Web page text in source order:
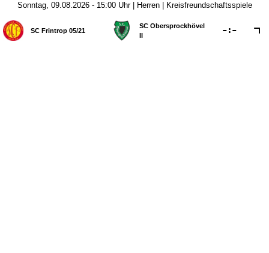
Sonntag, 09.08.2026 - 15:00 Uhr | Herren | Kreisfreundschaftsspiele
SC Frintrop 05/​21
SC Obersprockhövel
II
: